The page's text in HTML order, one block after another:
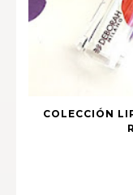
COLECCIÓN